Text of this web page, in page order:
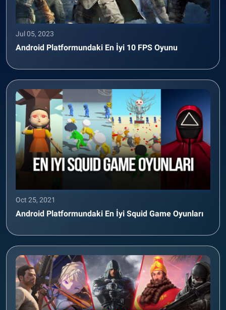
Jul 05, 2023
Android Platformundaki En İyi 10 FPS Oyunu
Oct 25, 2021
Android Platformundaki En İyi Squid Game Oyunları